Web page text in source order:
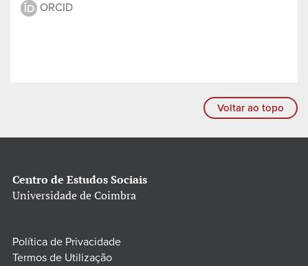
ORCID
Voltar ao topo
Centro de Estudos Sociais
Universidade de Coimbra
Política de Privacidade
Termos de Utilização